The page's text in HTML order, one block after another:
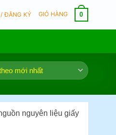
ĐĂNG KÝ GIỎ HÀNG 0
nguyên liệu giấy